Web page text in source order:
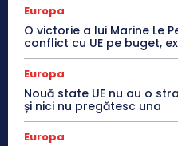
Europa
O victorie a lui Marine Le
conflict cu UE pe buget,
Europa
Nouă state UE nu au o
și nici nu pregătesc una
Europa